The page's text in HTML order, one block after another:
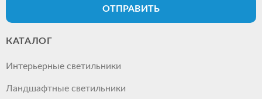
ОТПРАВИТЬ
КАТАЛОГ
Интерьерные светильники
Ландшафтные светильники